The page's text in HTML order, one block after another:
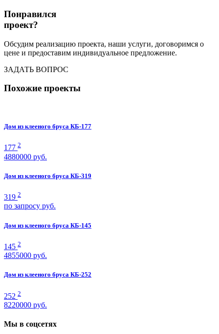
Понравился
проект?
Обсудим реализацию проекта, наши услуги, договоримся о
цене и предоставим индивидуальное предложение.
ЗАДАТЬ ВОПРОС
Похожие проекты
Дом из клееного бруса КБ-177
177 2
4880000 руб.
Дом из клееного бруса КБ-319
319 2
по запросу руб.
Дом из клееного бруса КБ-145
145 2
4855000 руб.
Дом из клееного бруса КБ-252
252 2
8220000 руб.
Мы в соцсетях